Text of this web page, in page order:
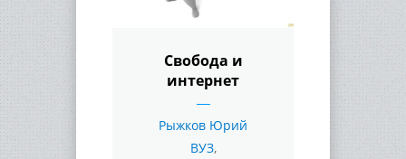
Свобода и
интернет
Рыжков Юрий
ВУЗ,